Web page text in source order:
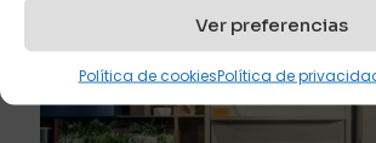
Ver preferencias
Política de cookiesPolítica de